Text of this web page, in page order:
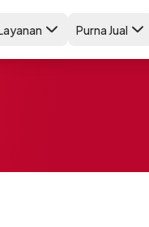
Purna Jual